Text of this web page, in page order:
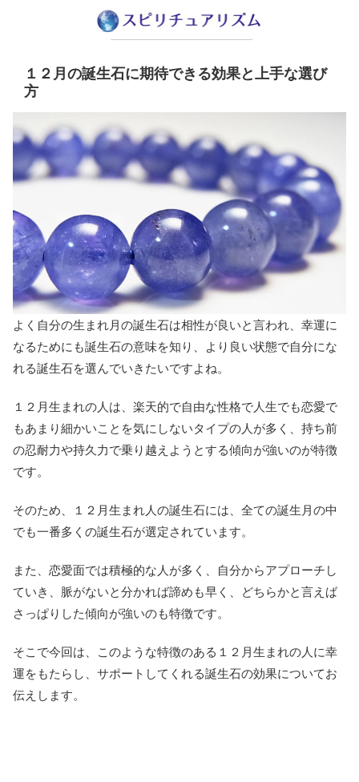
１２月の誕生石に期待できる効果と上手な選び
方
よく自分の生まれ月の誕生石は相性が良いと言われ、幸運に
なるためにも誕生石の意味を知り、より良い状態で自分にな
れる誕生石を選んでいきたいですよね。
１２月生まれの人は、楽天的で自由な性格で人生でも恋愛で
もあまり細かいことを気にしないタイプの人が多く、持ち前
の忍耐力や持久力で乗り越えようとする傾向が強いのが特徴
です。
そのため、１２月生まれ人の誕生石には、全ての誕生月の中
でも一番多くの誕生石が選定されています。
また、恋愛面では積極的な人が多く、自分からアプローチし
ていき、脈がないと分かれば諦めも早く、どちらかと言えば
さっぱりした傾向が強いのも特徴です。
そこで今回は、このような特徴のある１２月生まれの人に幸
運をもたらし、サポートしてくれる誕生石の効果についてお
伝えします。